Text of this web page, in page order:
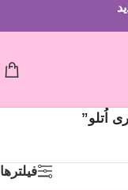
اُتلو”
فیلترها